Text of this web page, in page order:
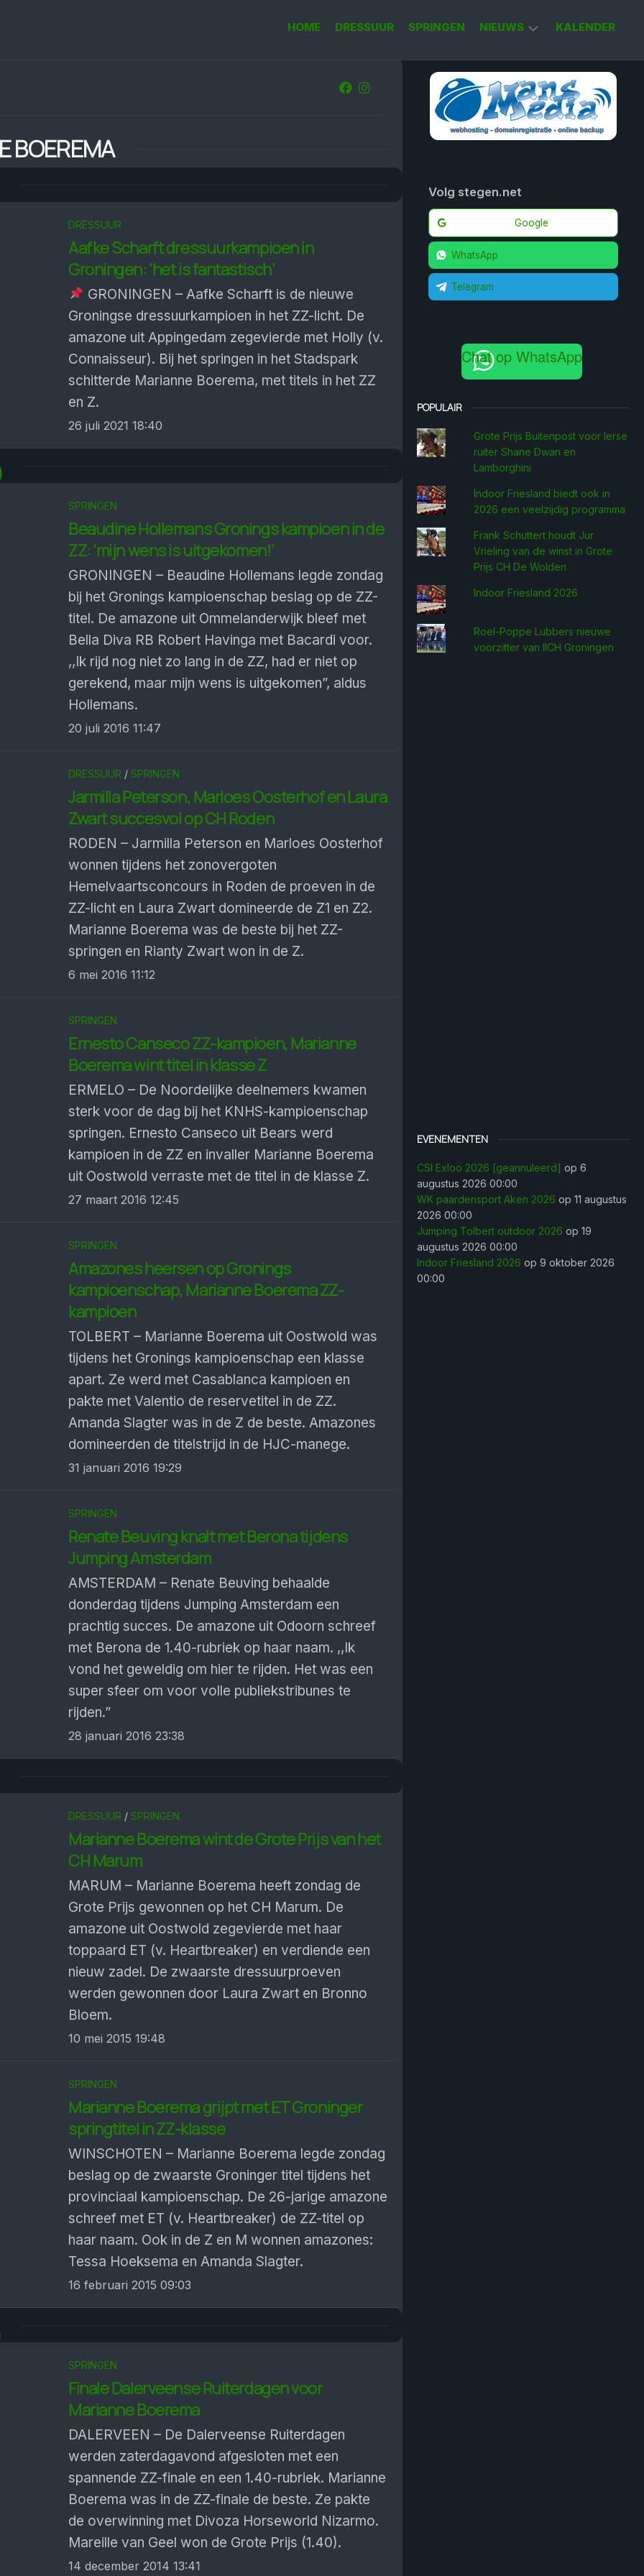
HOME DRESSUUR SPRINGEN NIEUWS
KORT
NIEUWS
KALENDER
BOEREMA
DRESSUUR
Aafke Scharft dressuurkampioen in
Groningen: ‘het is fantastisch’
GRONINGEN – Aafke Scharft is de nieuwe
Groningse dressuurkampioen in het ZZ-licht. De
amazone uit Appingedam zegevierde met Holly (v.
Connaisseur). Bij het springen in het Stadspark
schitterde Marianne Boerema, met titels in het ZZ
en Z.
26 juli 2021 18:40
SPRINGEN
Beaudine Hollemans Gronings kampioen in de
ZZ: ‘mijn wens is uitgekomen!’
GRONINGEN – Beaudine Hollemans legde zondag
bij het Gronings kampioenschap beslag op de ZZ-
titel. De amazone uit Ommelanderwijk bleef met
Bella Diva RB Robert Havinga met Bacardi voor.
,,Ik rijd nog niet zo lang in de ZZ, had er niet op
gerekend, maar mijn wens is uitgekomen”, aldus
Hollemans.
20 juli 2016 11:47
DRESSUUR / SPRINGEN
Jarmilla Peterson, Marloes Oosterhof en Laura
Zwart succesvol op CH Roden
RODEN – Jarmilla Peterson en Marloes Oosterhof
wonnen tijdens het zonovergoten
Hemelvaartsconcours in Roden de proeven in de
ZZ-licht en Laura Zwart domineerde de Z1 en Z2.
Marianne Boerema was de beste bij het ZZ-
springen en Rianty Zwart won in de Z.
6 mei 2016 11:12
SPRINGEN
Ernesto Canseco ZZ-kampioen, Marianne
Boerema wint titel in klasse Z
ERMELO – De Noordelijke deelnemers kwamen
sterk voor de dag bij het KNHS-kampioenschap
springen. Ernesto Canseco uit Bears werd
kampioen in de ZZ en invaller Marianne Boerema
uit Oostwold verraste met de titel in de klasse Z.
27 maart 2016 12:45
SPRINGEN
Amazones heersen op Gronings
kampioenschap, Marianne Boerema ZZ-
kampioen
TOLBERT – Marianne Boerema uit Oostwold was
tijdens het Gronings kampioenschap een klasse
apart. Ze werd met Casablanca kampioen en
pakte met Valentio de reservetitel in de ZZ.
Amanda Slagter was in de Z de beste. Amazones
domineerden de titelstrijd in de HJC-manege.
31 januari 2016 19:29
SPRINGEN
Renate Beuving knalt met Berona tijdens
Jumping Amsterdam
AMSTERDAM – Renate Beuving behaalde
donderdag tijdens Jumping Amsterdam een
prachtig succes. De amazone uit Odoorn schreef
met Berona de 1.40-rubriek op haar naam. ,,Ik
vond het geweldig om hier te rijden. Het was een
super sfeer om voor volle publiekstribunes te
rijden.”
28 januari 2016 23:38
DRESSUUR / SPRINGEN
Marianne Boerema wint de Grote Prijs van het
CH Marum
MARUM – Marianne Boerema heeft zondag de
Grote Prijs gewonnen op het CH Marum. De
amazone uit Oostwold zegevierde met haar
toppaard ET (v. Heartbreaker) en verdiende een
nieuw zadel. De zwaarste dressuurproeven
werden gewonnen door Laura Zwart en Bronno
Bloem.
10 mei 2015 19:48
SPRINGEN
Marianne Boerema grijpt met ET Groninger
springtitel in ZZ-klasse
WINSCHOTEN – Marianne Boerema legde zondag
beslag op de zwaarste Groninger titel tijdens het
provinciaal kampioenschap. De 26-jarige amazone
schreef met ET (v. Heartbreaker) de ZZ-titel op
haar naam. Ook in de Z en M wonnen amazones:
Tessa Hoeksema en Amanda Slagter.
16 februari 2015 09:03
SPRINGEN
Finale Dalerveense Ruiterdagen voor
Marianne Boerema
DALERVEEN – De Dalerveense Ruiterdagen
werden zaterdagavond afgesloten met een
spannende ZZ-finale en een 1.40-rubriek. Marianne
Boerema was in de ZZ-finale de beste. Ze pakte
de overwinning met Divoza Horseworld Nizarmo.
Mareille van Geel won de Grote Prijs (1.40).
14 december 2014 13:41
Volg stegen.net
Google
WhatsApp
Telegram
Chat op WhatsApp
POPULAIR
Grote Prijs Buitenpost voor Ierse
ruiter Shane Dwan en
Lamborghini
Indoor Friesland biedt ook in
2026 een veelzijdig programma
Frank Schuttert houdt Jur
Vrieling van de winst in Grote
Prijs CH De Wolden
Indoor Friesland 2026
Roel-Poppe Lubbers nieuwe
voorzitter van IICH Groningen
EVENEMENTEN
CSI Exloo 2026 [geannuleerd] op 6
augustus 2026 00:00
WK paardensport Aken 2026 op 11 augustus
2026 00:00
Jumping Tolbert outdoor 2026 op 19
augustus 2026 00:00
Indoor Friesland 2026 op 9 oktober 2026
00:00